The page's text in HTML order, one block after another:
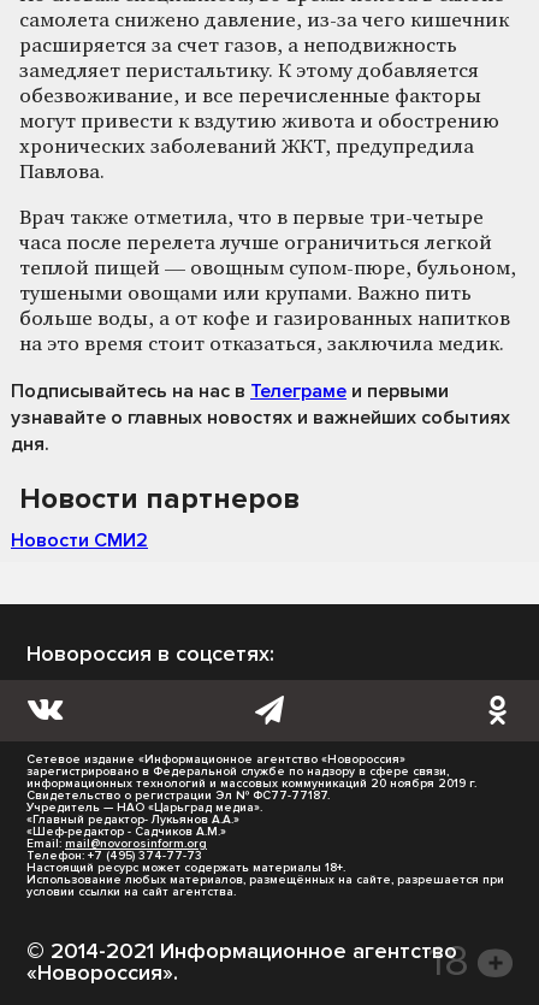
самолета снижено давление, из-за чего кишечник
расширяется за счет газов, а неподвижность
замедляет перистальтику. К этому добавляется
обезвоживание, и все перечисленные факторы
могут привести к вздутию живота и обострению
хронических заболеваний ЖКТ, предупредила
Павлова.
Врач также отметила, что в первые три-четыре
часа после перелета лучше ограничиться легкой
теплой пищей — овощным супом-пюре, бульоном,
тушеными овощами или крупами. Важно пить
больше воды, а от кофе и газированных напитков
на это время стоит отказаться, заключила медик.
Подписывайтесь на нас в Телеграме и первыми
узнавайте о главных новостях и важнейших событиях
дня.
Новости партнеров
Новости СМИ2
Новороссия в соцсетях:
Сетевое издание «Информационное агентство «Новороссия»
зарегистрировано в Федеральной службе по надзору в сфере связи,
информационных технологий и массовых коммуникаций 20 ноября 2019 г.
Свидетельство о регистрации Эл № ФС77-77187.
Учредитель — НАО «Царьград медиа».
«Главный редактор- Лукьянов А.А.»
«Шеф-редактор - Садчиков А.М.»
Email: mail@novorosinform.org
Телефон: +7 (495) 374-77-73
Настоящий ресурс может содержать материалы 18+.
Использование любых материалов, размещённых на сайте, разрешается при
условии ссылки на сайт агентства.
© 2014-2021 Информационное агентство
«Новороссия».